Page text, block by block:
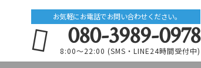
お気軽にお電話でお問い合わせください。
080-3989-0978
8:00～22:00 (SMS・LINE24時間受付中)